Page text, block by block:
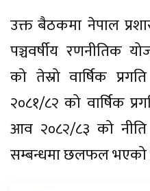
उक्त बैठकमा नेपाल
पञ्चवर्षीय रणनीतिक
को तेस्रो वार्षिक
२०८१/८२ को वार्षिक
आव २०८२/८३ को
सम्बन्धमा छलफल भएको